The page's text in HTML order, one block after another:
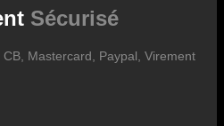
internationaux.
Sécurisé
Mastercard, Paypal, Virement